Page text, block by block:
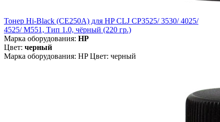
Тонер Hi-Black (CE250A) для HP CLJ CP3525/ 3530/ 4025/
4525/ M551, Тип 1.0, чёрный (220 гр.)
Марка оборудования: HP
Цвет: черный
Марка оборудования: HP Цвет: черный